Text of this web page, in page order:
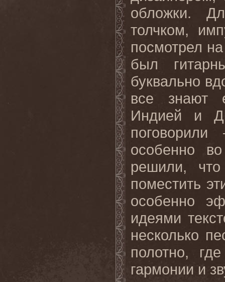
обложки.
толчком,
посмотрел
был
буквально
все знают
Индией и
особенно
решили,
поместить
особенно
идеями
несколько
полотно,
гармонии и